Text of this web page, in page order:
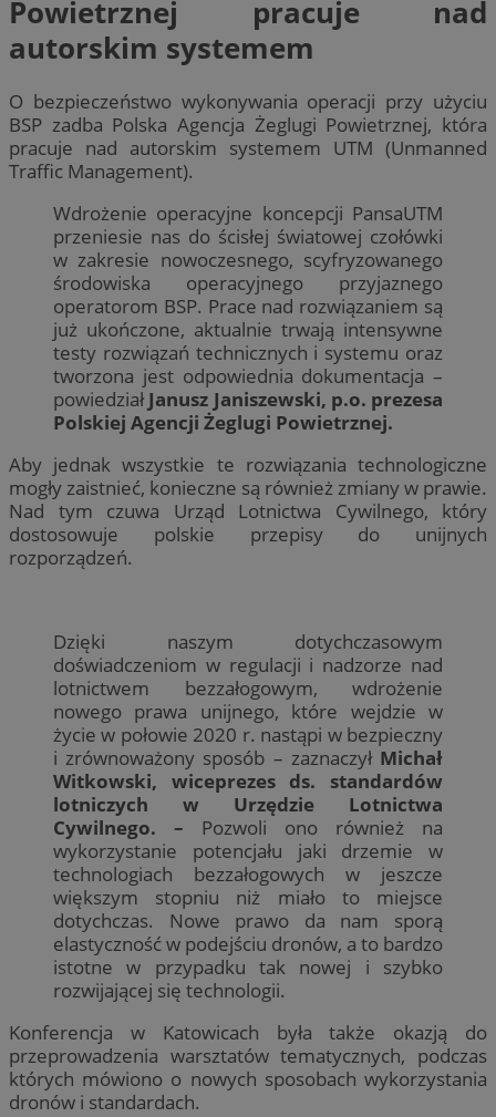
Powietrznej pracuje nad
autorskim systemem
O bezpieczeństwo wykonywania operacji przy użyciu
BSP zadba Polska Agencja Żeglugi Powietrznej, która
pracuje nad autorskim systemem UTM (Unmanned
Traffic Management).
Wdrożenie operacyjne koncepcji PansaUTM
przeniesie nas do ścisłej światowej czołówki
w zakresie nowoczesnego, scyfryzowanego
środowiska operacyjnego przyjaznego
operatorom BSP. Prace nad rozwiązaniem są
już ukończone, aktualnie trwają intensywne
testy rozwiązań technicznych i systemu oraz
tworzona jest odpowiednia dokumentacja –
powiedziałJanusz Janiszewski, p.o. prezesa
Polskiej Agencji Żeglugi Powietrznej.
Aby jednak wszystkie te rozwiązania technologiczne
mogły zaistnieć, konieczne są również zmiany w prawie.
Nad tym czuwa Urząd Lotnictwa Cywilnego, który
dostosowuje polskie przepisy do unijnych
rozporządzeń.
Dzięki naszym dotychczasowym
doświadczeniom w regulacji i nadzorze nad
lotnictwem bezzałogowym, wdrożenie
nowego prawa unijnego, które wejdzie w
życie w połowie 2020 r. nastąpi w bezpieczny
i zrównoważony sposób – zaznaczył Michał
Witkowski, wiceprezes ds. standardów
lotniczych w Urzędzie Lotnictwa
Cywilnego. – Pozwoli ono również na
wykorzystanie potencjału jaki drzemie w
technologiach bezzałogowych w jeszcze
większym stopniu niż miało to miejsce
dotychczas. Nowe prawo da nam sporą
elastyczność w podejściu dronów, a to bardzo
istotne w przypadku tak nowej i szybko
rozwijającej się technologii.
Konferencja w Katowicach była także okazją do
przeprowadzenia warsztatów tematycznych, podczas
których mówiono o nowych sposobach wykorzystania
dronów i standardach.